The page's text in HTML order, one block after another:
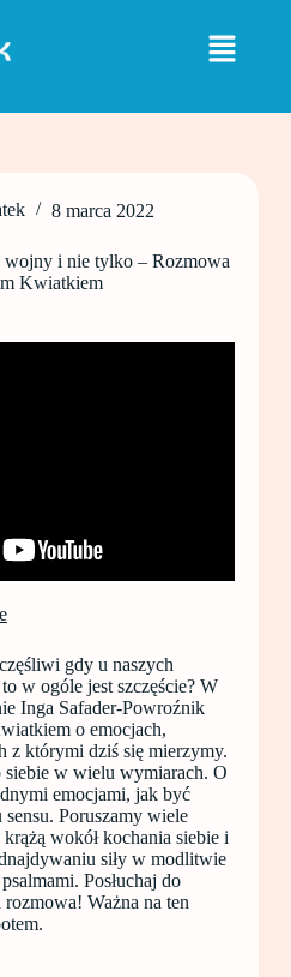
8 marca 2022
wojny i nie tylko – Rozmowa
Kwiatkiem
gdy u naszych
w ogóle jest szczęście? W
Inga Safader-Powroźnik
o emocjach,
z którymi dziś się mierzymy.
w wielu wymiarach. O
emocjami, jak być
Poruszamy wiele
wokół kochania siebie i
siły w modlitwie
Posłuchaj do
Ważna na ten